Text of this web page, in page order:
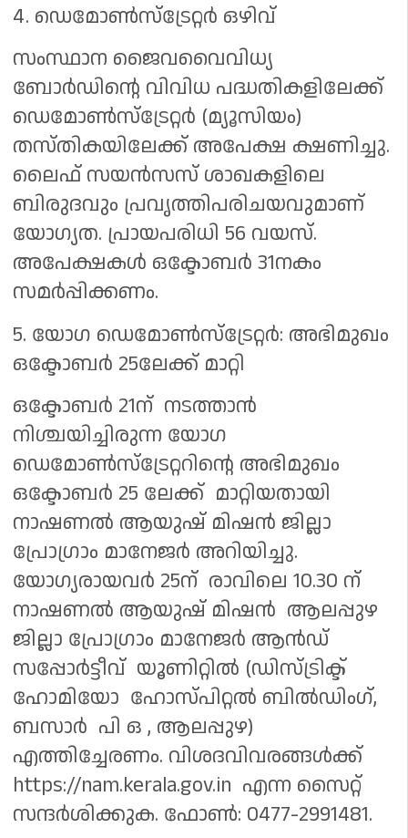
4. ഡെമോൺസ്ട്രേറ്റർ ഒഴിവ്
സംസ്ഥാന ജൈവവൈവിധ്യ
ബോർഡിന്റെ വിവിധ പദ്ധതികളിലേക്ക്
ഡെമോൺസ്ട്രേറ്റർ (മ്യൂസിയം)
തസ്തികയിലേക്ക് അപേക്ഷ ക്ഷണിച്ചു.
ലൈഫ് സയൻസസ് ശാഖകളിലെ
ബിരുദവും പ്രവൃത്തിപരിചയവുമാണ്
യോഗ്യത. പ്രായപരിധി 56 വയസ്.
അപേക്ഷകൾ ഒക്ടോബർ 31നകം
സമർപ്പിക്കണം.
5. യോഗ ഡെമോൺസ്‌ട്രേറ്റർ: അഭിമുഖം
ഒക്ടോബര്‍ 25ലേക്ക് മാറ്റി
ഒക്ടോബർ 21ന് നടത്താൻ
നിശ്ചയിച്ചിരുന്ന യോഗ
ഡെമോണ്‍സ്‌ട്രേറ്ററിന്റെ അഭിമുഖം
ഒക്ടോബര്‍ 25 ലേക്ക് മാറ്റിയതായി
നാഷണല്‍ ആയുഷ് മിഷന്‍ ജില്ലാ
പ്രോഗ്രാം മാനേജര്‍ അറിയിച്ചു.
യോഗ്യരായവർ 25ന് രാവിലെ 10.30 ന്
നാഷണല്‍ ആയുഷ് മിഷന്‍ ആലപ്പുഴ
ജില്ലാ പ്രോഗ്രാം മാനേജര്‍ ആന്‍ഡ്
സപ്പോര്‍ട്ടീവ് യൂണിറ്റിൽ (ഡിസ്ട്രിക്ട്
ഹോമിയോ ഹോസ്പിറ്റൽ ബിൽഡിംഗ്,
ബസാർ പി ഒ , ആലപ്പുഴ)
എത്തിച്ചേരണം. വിശദവിവരങ്ങള്‍ക്ക്
https://nam.kerala.gov.in എന്ന സൈറ്റ്
സന്ദര്‍ശിക്കുക. ഫോൺ: 0477-2991481.